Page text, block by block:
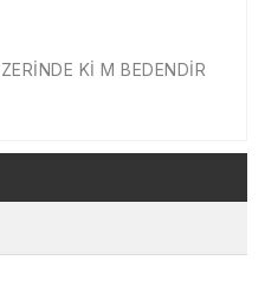
Kİ M BEDENDİR